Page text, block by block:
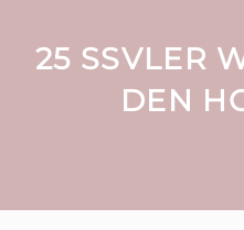
25 SSVLER
DEN